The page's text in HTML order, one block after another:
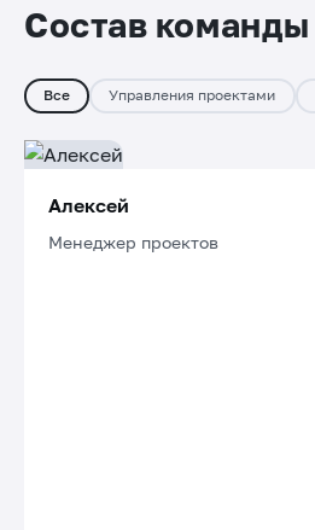
Состав команды
Все Управления проектами
Алексей
Менеджер проектов